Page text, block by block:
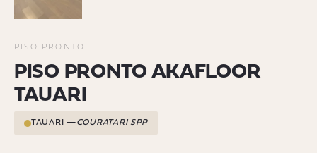
PISO PRONTO
PISO PRONTO AKAFLOOR
TAUARI
TAUARI —COURATARI SPP